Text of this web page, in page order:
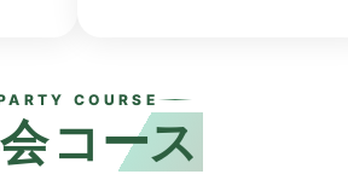
COURSE
コース